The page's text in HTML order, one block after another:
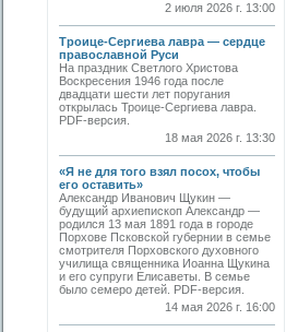
2 июля 2026 г. 13:00
Троице-Сергиева лавра — сердце
православной Руси
На праздник Светлого Христова
Воскресения 1946 года после
двадцати шести лет поругания
открылась Троице-Сергиева лавра.
PDF-версия.
18 мая 2026 г. 13:30
«Я не для того взял посох, чтобы
его оставить»
Александр Иванович Щукин —
будущий архиепископ Александр —
родился 13 мая 1891 года в городе
Порхове Псковской губернии в семье
смотрителя Порховского духовного
училища священника Иоанна Щукина
и его супруги Елисаветы. В семье
было семеро детей. PDF-версия.
14 мая 2026 г. 16:00